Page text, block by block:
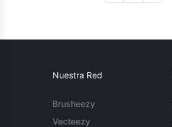
Nuestra Red
Brusheezy
Vecteezy